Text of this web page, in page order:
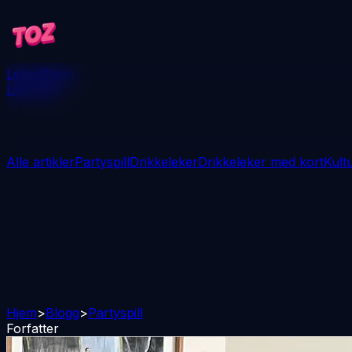
LekerBlogg
Last ned
Alle artiklerPartyspillDrikkelekerDrikkeleker med kort
Hjem>Blogg>Partyspill
Forfatter